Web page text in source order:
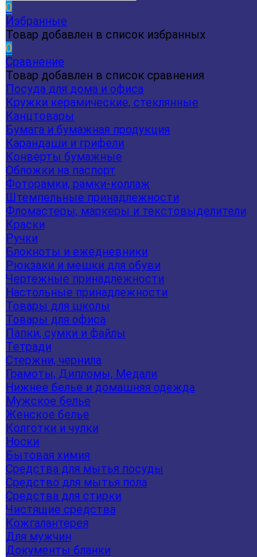
0
Избранные
Товар добавлен в список избранных
0
Сравнение
Товар добавлен в список сравнения
Посуда для дома и офиса
Кружки керамические, стеклянные
Канцтовары
Бумага и бумажная продукция
Карандаши и грифели
Конверты бумажные
Обложки на паспорт
Фоторамки, рамки-коллаж
Штемпельные принадлежности
Фломастеры, маркеры и текстовыделители
Краски
Ручки
Блокноты и ежедневники
Рюкзаки и мешки для обуви
Чертежные принадлежности
Настольные принадлежности
Товары для школы
Товары для офиса
Папки, сумки и файлы
Тетради
Стержни, чернила
Грамоты, Дипломы, Медали
Нижнее белье и домашняя одежда
Мужское белье
Женское белье
Колготки и чулки
Носки
Бытовая химия
Средства для мытья посуды
Средство для мытья пола
Средства для стирки
Чистящие средства
Кожгалантерея
Для мужчин
Документы бланки